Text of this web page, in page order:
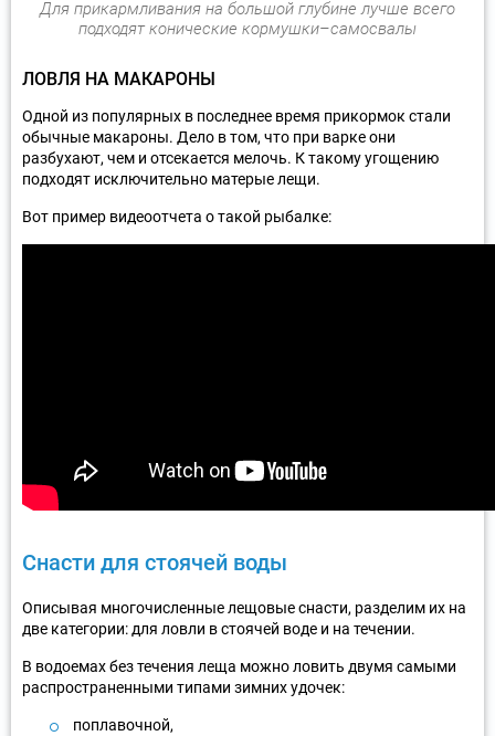
Для прикармливания на большой глубине лучше всего
подходят конические кормушки–самосвалы
ЛОВЛЯ НА МАКАРОНЫ
Одной из популярных в последнее время прикормок стали
обычные макароны. Дело в том, что при варке они
разбухают, чем и отсекается мелочь. К такому угощению
подходят исключительно матерые лещи.
Вот пример видеоотчета о такой рыбалке:
Снасти для стоячей воды
Описывая многочисленные лещовые снасти, разделим их на
две категории: для ловли в стоячей воде и на течении.
В водоемах без течения леща можно ловить двумя самыми
распространенными типами зимних удочек:
поплавочной,